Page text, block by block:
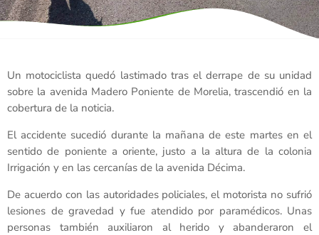
Un motociclista quedó lastimado tras el derrape de su unidad
sobre la avenida Madero Poniente de Morelia, trascendió en la
cobertura de la noticia.
El accidente sucedió durante la mañana de este martes en el
sentido de poniente a oriente, justo a la altura de la colonia
Irrigación y en las cercanías de la avenida Décima.
De acuerdo con las autoridades policiales, el motorista no sufrió
lesiones de gravedad y fue atendido por paramédicos. Unas
personas también auxiliaron al herido y abanderaron el